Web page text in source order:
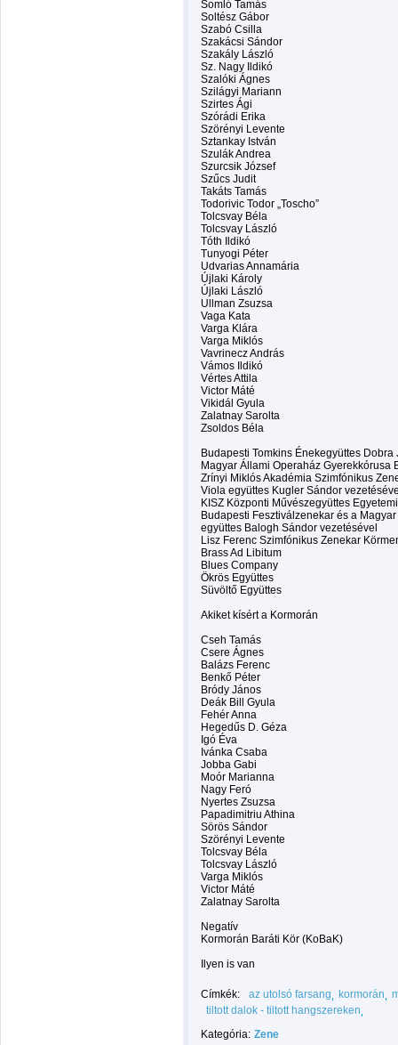
Somló Tamás
Soltész Gábor
Szabó Csilla
Szakácsi Sándor
Szakály László
Sz. Nagy Ildikó
Szalóki Ágnes
Szilágyi Mariann
Szirtes Ági
Szórádi Erika
Szörényi Levente
Sztankay István
Szulák Andrea
Szurcsik József
Szűcs Judit
Takáts Tamás
Todorivic Todor „Toscho”
Tolcsvay Béla
Tolcsvay László
Tóth Ildikó
Tunyogi Péter
Udvarias Annamária
Újlaki Károly
Újlaki László
Ullman Zsuzsa
Vaga Kata
Varga Klára
Varga Miklós
Vavrinecz András
Vámos Ildikó
Vértes Attila
Victor Máté
Vikidál Gyula
Zalatnay Sarolta
Zsoldos Béla
Budapesti Tomkins Énekegyüttes
Magyar Állami Operaház Gyerekkórusa
Zrínyi Miklós Akadémia Szimfónikus
Viola együttes Kugler Sándor
KISZ Központi Művészegyüttes
Budapesti Fesztiválzenekar és a
együttes Balogh Sándor vezetésével
Lisz Ferenc Szimfónikus Zenekar
Brass Ad Libitum
Blues Company
Ökrös Együttes
Süvöltő Együttes
Akiket kísért a Kormorán
Cseh Tamás
Csere Ágnes
Balázs Ferenc
Benkő Péter
Bródy János
Deák Bill Gyula
Fehér Anna
Hegedűs D. Géza
Igó Éva
Ivánka Csaba
Jobba Gabi
Moór Marianna
Nagy Feró
Nyertes Zsuzsa
Papadimitriu Athina
Sörös Sándor
Szörényi Levente
Tolcsvay Béla
Tolcsvay László
Varga Miklós
Victor Máté
Zalatnay Sarolta
Negatív
Kormorán Baráti Kör (KoBaK)
Ilyen is van
Címkék: az utolsó farsang kormorán
tiltott dalok - tiltott hangszereken
Kategória: Zene